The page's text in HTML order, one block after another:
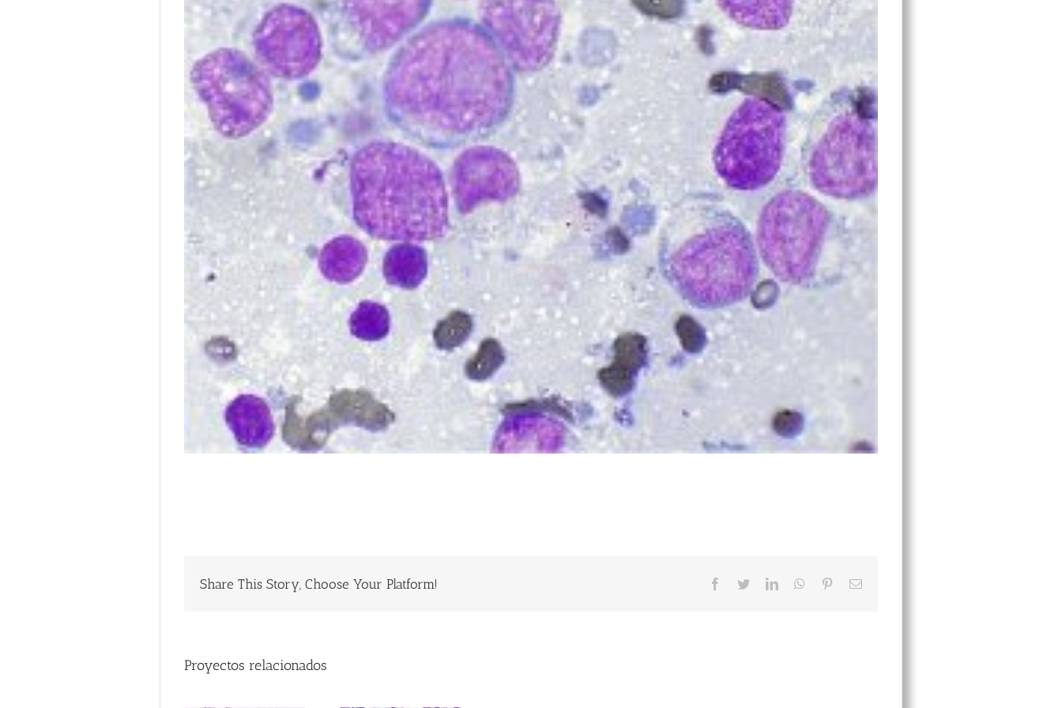
Share This Story, Choose Your Platform! Facebook
TwitterLinkedInWhatsApp
PinterestCorreo
Proyectos relacionados